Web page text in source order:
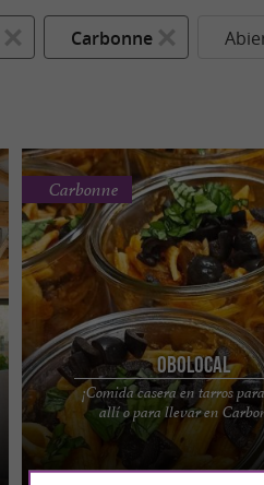
Carbonne
Obolocal
¡Comida casera en tarros
allí o para llevar en
Carbonne
Obolocal, un restaurante para
cerrados en Carbonne Déjate llevar
humor y las ...